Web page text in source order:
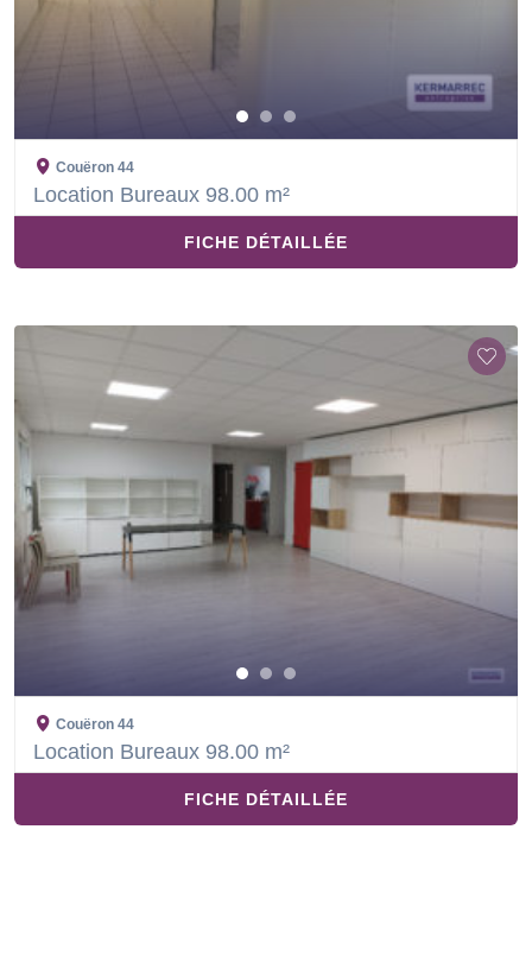
Couëron 44
Location Bureaux 98.00 m²
FICHE DÉTAILLÉE
Couëron 44
Location Bureaux 98.00 m²
FICHE DÉTAILLÉE